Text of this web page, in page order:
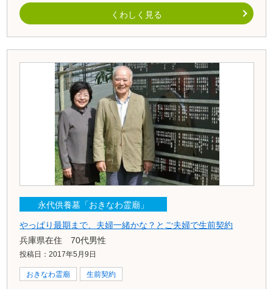
くわしく見る
永代供養墓「おきなわ霊廟」
やっぱり最期まで、夫婦一緒かな？とご夫婦で生前契約
兵庫県在住 70代男性
投稿日：2017年5月9日
おきなわ霊廟 生前契約